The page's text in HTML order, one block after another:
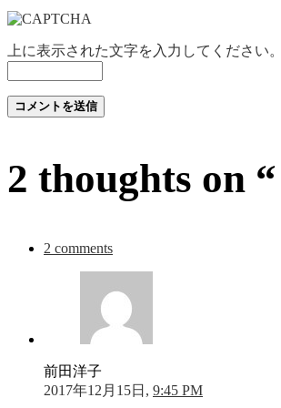
上に表示された文字を入力してください。
2 thoughts on
2 comments
前田洋子
2017年12月15日, 9:45 PM